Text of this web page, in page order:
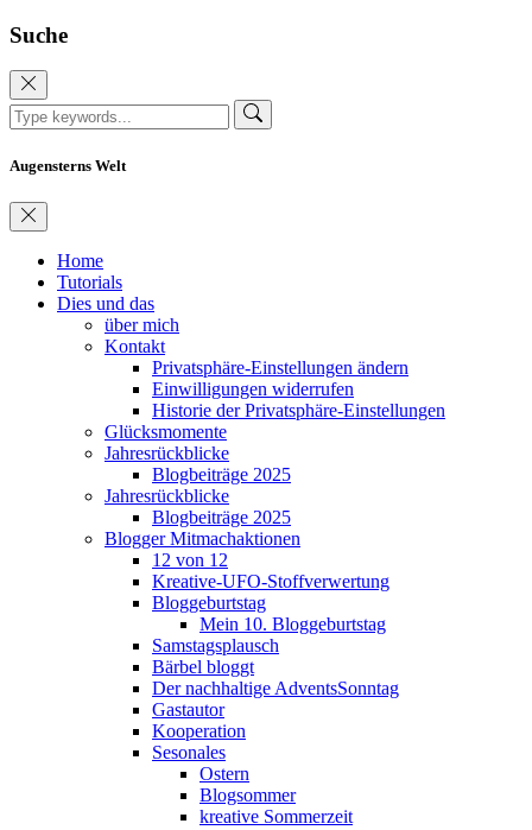
Suche
Augensterns Welt
Home
Tutorials
Dies und das
über mich
Kontakt
Privatsphäre-Einstellungen ändern
Einwilligungen widerrufen
Historie der Privatsphäre-Einstellungen
Glücksmomente
Jahresrückblicke
Blogbeiträge 2025
Jahresrückblicke
Blogbeiträge 2025
Blogger Mitmachaktionen
12 von 12
Kreative-UFO-Stoffverwertung
Bloggeburtstag
Mein 10. Bloggeburtstag
Samstagsplausch
Bärbel bloggt
Der nachhaltige AdventsSonntag
Gastautor
Kooperation
Sesonales
Ostern
Blogsommer
kreative Sommerzeit